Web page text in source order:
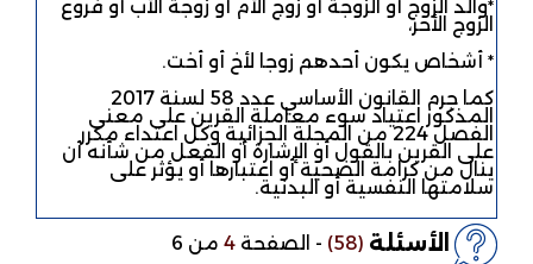
٭والد الزوج أو الزوجة أو زوج الأم أو زوجة الأب أو فروع
الزوج الأخر،
٭ أشخاص يكون أحدهم زوجا لأخ أو أخت.
كما جرم القانون الأساسي عدد 58 لسنة 2017
المذكور اعتياد سوء معاملة القرين على معنى
الفصل 224 من المجلة الجزائية وكل اعتداء مكرر
على القرين بالقول أو الإشارة أو الفعل من شأنه أن
ينال من كرامة الضحية أو اعتبارها أو يؤثر على
سلامتها النفسية أو البدنية.
الأسئلة (58)
-الصفحة4 من 6